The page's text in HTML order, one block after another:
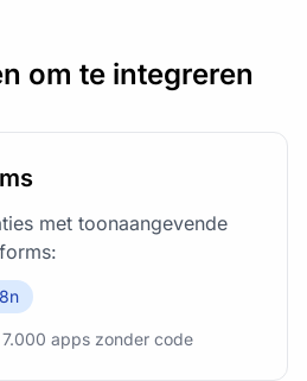
om te integreren
met toonaangevende
apps zonder code